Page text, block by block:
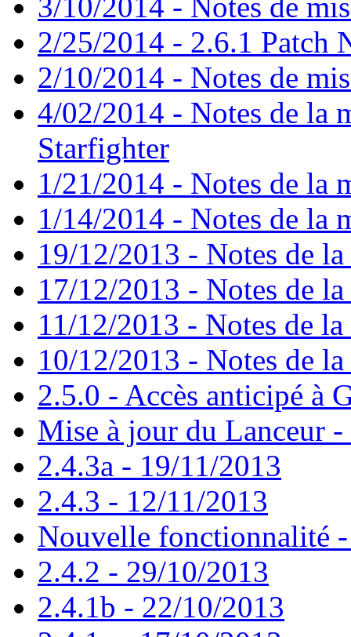
2/25/2014 - 2.6.1 Patch
2/10/2014 - Notes de
4/02/2014 - Notes de la
Starfighter
1/21/2014 - Notes de la
1/14/2014 - Notes de la
19/12/2013 - Notes de
17/12/2013 - Notes de
11/12/2013 - Notes de
10/12/2013 - Notes de
2.5.0 - Accès anticipé à
Mise à jour du Lanceur
2.4.3a - 19/11/2013
2.4.3 - 12/11/2013
Nouvelle fonctionnalité
2.4.2 - 29/10/2013
2.4.1b - 22/10/2013